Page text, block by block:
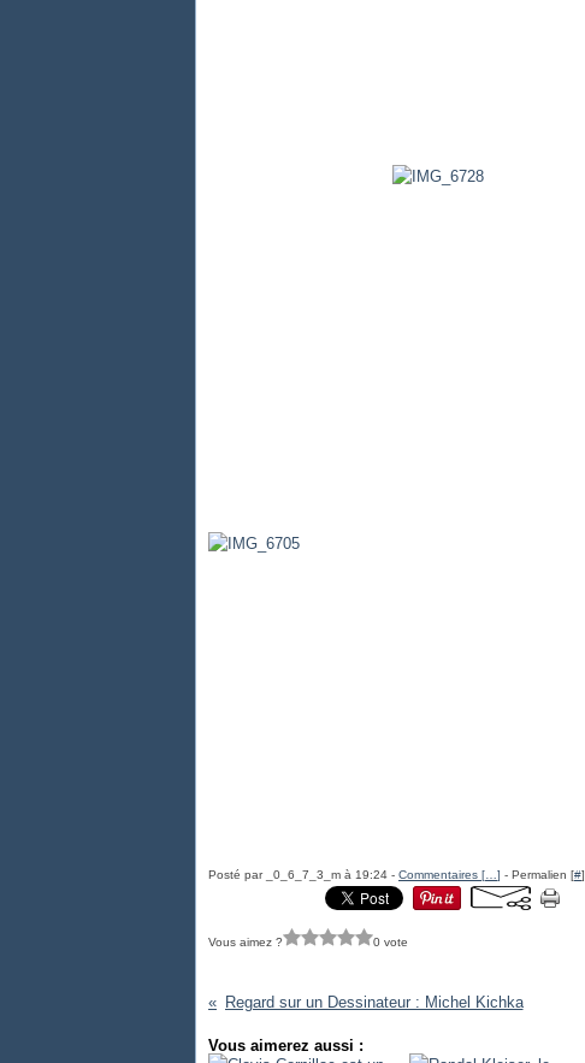
Posté par _0_6_7_3_m à 19:24 - Commentaires [ ] - Permalien [#]
Vous aimez ? 0 vote
Regard sur un Dessinateur : Michel Kichka
Vous aimerez aussi :